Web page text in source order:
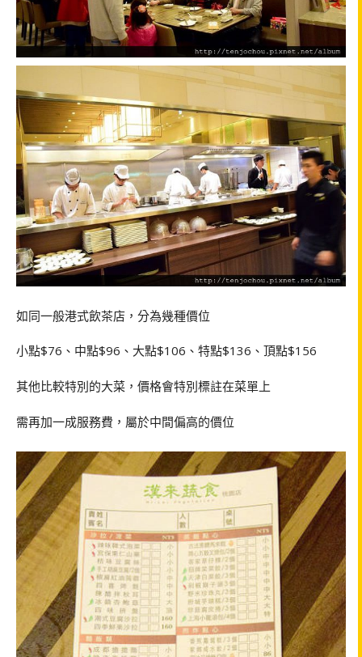
如同一般港式飲茶店，分為幾種價位
小點$76、中點$96、大點$106、特點$136、頂點$156
其他比較特別的大菜，價格會特別標註在菜單上
需再加一成服務費，屬於中間偏高的價位